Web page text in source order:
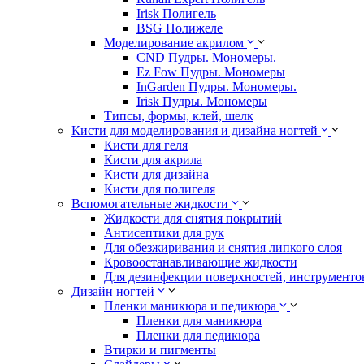
Irisk Полигель
BSG Полижеле
Моделирование акрилом
CND Пудры. Мономеры.
Ez Fow Пудры. Мономеры
InGarden Пудры. Мономеры.
Irisk Пудры. Мономеры
Типсы, формы, клей, шелк
Кисти для моделирования и дизайна ногтей
Кисти для геля
Кисти для акрила
Кисти для дизайна
Кисти для полигеля
Вспомогательные жидкости
Жидкости для снятия покрытий
Антисептики для рук
Для обезжиривания и снятия липкого слоя
Кровоостанавливающие жидкости
Для дезинфекции поверхностей,
Дизайн ногтей
Пленки маникюра и педикюра
Пленки для маникюра
Пленки для педикюра
Втирки и пигменты